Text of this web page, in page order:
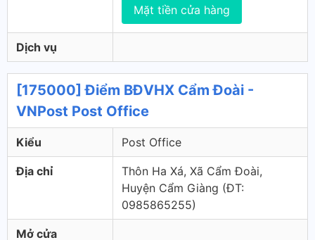
Mặt tiền cửa hàng
Dịch vụ
[175000] Điểm BĐVHX Cẩm Đoài -
VNPost Post Office
Kiểu Post Office
Địa chỉ
Thôn Ha Xá, Xã Cẩm Đoài,
Huyện Cẩm Giàng (ÐT:
0985865255)
Mở cửa